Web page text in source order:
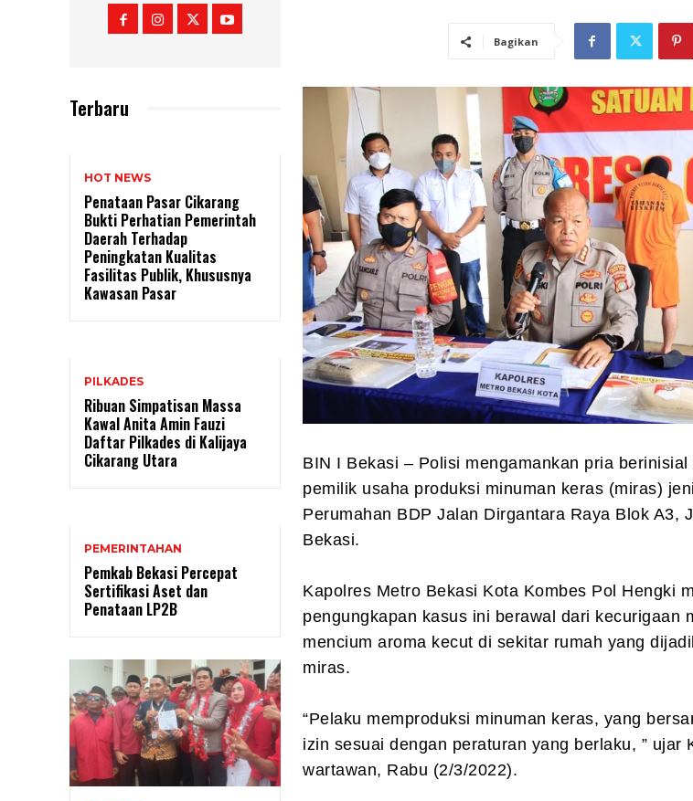
Terbaru
HOT NEWS
Penataan Pasar Cikarang
Bukti Perhatian Pemerintah
Daerah Terhadap
Peningkatan Kualitas
Fasilitas Publik, Khususnya
Kawasan Pasar
PILKADES
Ribuan Simpatisan Massa
Kawal Anita Amin Fauzi
Daftar Pilkades di Kalijaya
Cikarang Utara
PEMERINTAHAN
Pemkab Bekasi Percepat
Sertifikasi Aset dan
Penataan LP2B
Bagikan
BIN I Bekasi – Polisi mengamankan pria
pemilik usaha produksi minuman keras (miras)
Perumahan BDP Jalan Dirgantara Raya Blok A3,
Bekasi.
Kapolres Metro Bekasi Kota Kombes Pol Hengki
pengungkapan kasus ini berawal dari kecurigaan
mencium aroma kecut di sekitar rumah yang
miras.
“Pelaku memproduksi minuman keras, yang
izin sesuai dengan peraturan yang berlaku, ” ujar
wartawan, Rabu (2/3/2022).